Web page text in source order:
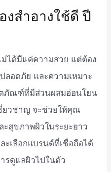
งสำอางใช้ดี ปี
ม่ได้มีแค่ความสวย แต่ต้อง
อดภัย และความเหมาะ
ตภัณฑ์ที่มีส่วนผสมอ่อนโยน
ยวชาญ จะช่วยให้คุณ
ะสุขภาพผิวในระยะยาว
ะเลือกแบรนด์ที่เชื่อถือได้
รดูแลผิวไปในตัว